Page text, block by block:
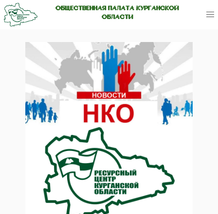
ОБЩЕСТВЕННАЯ ПАЛАТА КУРГАНСКОЙ
ОБЛАСТИ